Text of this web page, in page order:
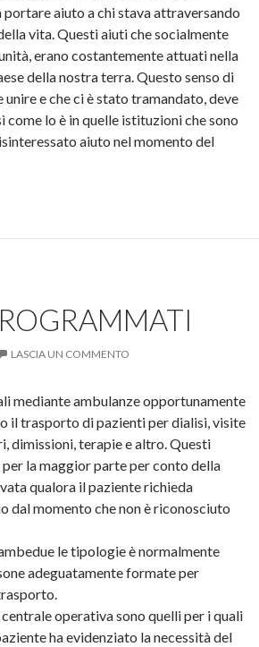
portare aiuto a chi stava attraversando
vita. Questi aiuti che socialmente
erano costantemente attuati nella
della nostra terra. Questo senso di
e che ci è stato tramandato, deve
come lo è in quelle istituzioni che sono
aiuto nel momento del
LASCIA UN COMMENTO
mediante ambulanze opportunamente
il trasporto di pazienti per dialisi, visite
dimissioni, terapie e altro. Questi
la maggior parte per conto della
qualora il paziente richieda
dal momento che non è riconosciuto
le tipologie è normalmente
adeguatamente formate per
operativa sono quelli per i quali
ha evidenziato la necessità del